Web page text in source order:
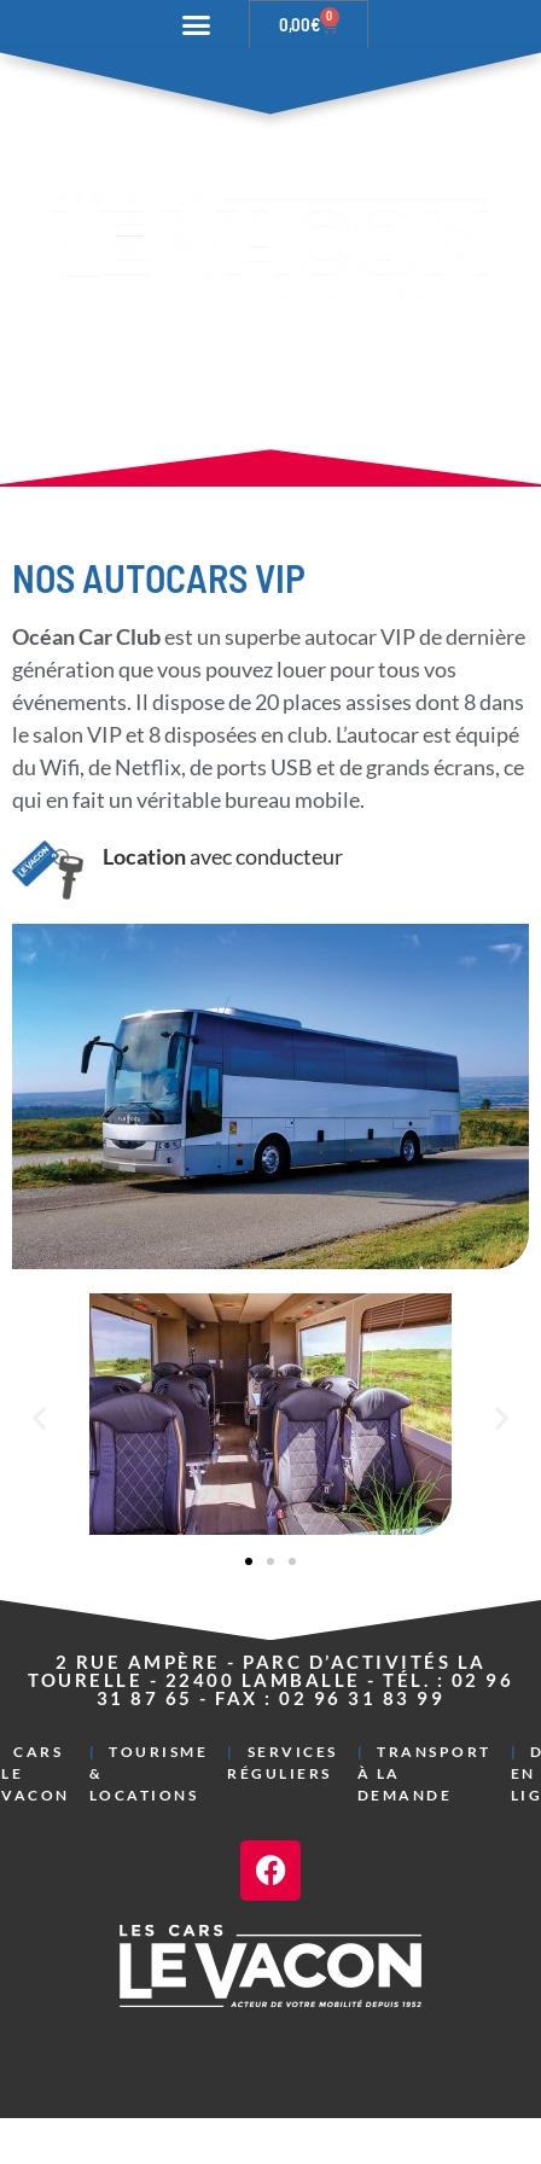
0,00€ 0
NOS AUTOCARS VIP
Océan Car Clubest un superbe autocar VIP de dernière
génération que vous pouvez louer pour tous vos
événements. Il dispose de 20 places assises dont 8 dans
le salon VIP et 8 disposées en club. L’autocar est équipé
du Wifi, de Netflix, de ports USB et de grands écrans, ce
qui en fait un véritable bureau mobile.
Locationavec conducteur
2 RUE AMPÈRE - PARC D’ACTIVITÉS LA
TOURELLE - 22400 LAMBALLE - TÉL. : 02 96
31 87 65 - FAX : 02 96 31 83 99
CARS
LE
VACON
TOURISME
&
LOCATIONS
SERVICES
RÉGULIERS
TRANSPORT
À LA
DEMANDE
EN